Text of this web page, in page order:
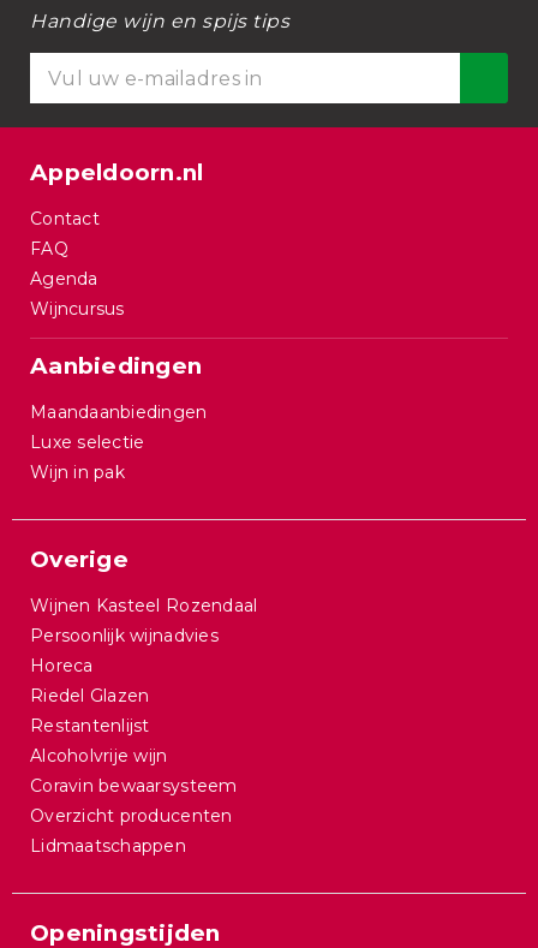
Handige wijn en spijs tips
Appeldoorn.nl
Contact
FAQ
Agenda
Wijncursus
Aanbiedingen
Maandaanbiedingen
Luxe selectie
Wijn in pak
Overige
Wijnen Kasteel Rozendaal
Persoonlijk wijnadvies
Horeca
Riedel Glazen
Restantenlijst
Alcoholvrije wijn
Coravin bewaarsysteem
Overzicht producenten
Lidmaatschappen
Openingstijden